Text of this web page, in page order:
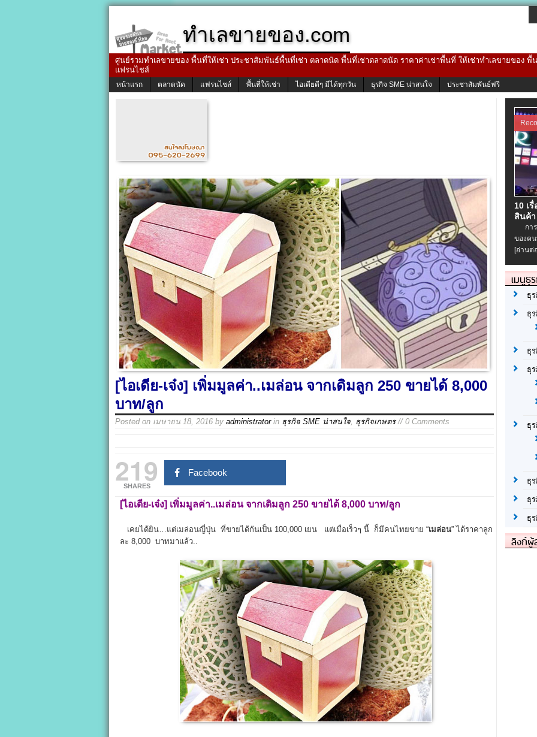
ทำเลขายของ.com
ศูนย์รวมทำเลขายของ พื้นที่ให้เช่า ประชาสัมพันธ์พื้นที่เช่า ตลาดนัด พื้นที่เช่าตลาดนัด ราคาค่าเช่าพื้นที่ ให้เช่าทำเลขายของ
แฟรนไชส์
หน้าแรก ตลาดนัด แฟรนไชส์ พื้นที่ให้เช่า ไอเดียดีๆ มีได้ทุกวัน ธุรกิจ SME น่าสนใจ ประชาสัมพันธ์ฟรี
[ไอเดีย-เจ๋ง] เพิ่มมูลค่า..เมล่อน จากเดิมลูก 250 ขายได้ 8,000
บาท/ลูก
Posted on เมษายน 18, 2016 by administratorin ธุรกิจ SME น่าสนใจ ธุรกิจเกษตร// 0 Comments
219
SHARES
Facebook
[ไอเดีย-เจ๋ง] เพิ่มมูลค่า..เมล่อน จากเดิมลูก 250 ขายได้ 8,000 บาท/ลูก
เคยได้ยิน…แต่เมล่อนญี่ปุ่น ที่ขายได้กันเป็น 100,000 เยน แต่เมื่อเร็วๆ นี้ ก็มีคนไทยขาย “เมล่อน” ได้ราคาลูก
ละ 8,000 บาทมาแล้ว..
10 เ
สินค้า
การ
ของค
[อ่านต่
เมนูธุ
ธุ
ธุ
ธุ
ธุ
ธุ
ธุ
ธุ
ธุ
ลิงก์